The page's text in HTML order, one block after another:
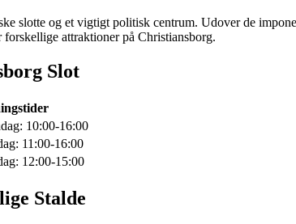
slotte og et vigtigt politisk centrum. Udover de
attraktioner på Christiansborg.
Slot
10:00-16:00
11:00-16:00
12:00-15:00
Stalde